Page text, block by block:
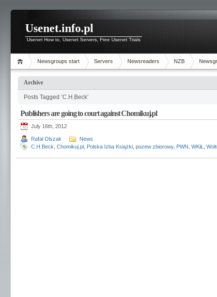
Usenet.info.pl
Usenet How to, Usenet Servers, Free Usenet Trials
Newsgroups start Servers Newsreaders NZB
Archive
Posts Tagged ‘C.H.Beck’
Publishers are going to court against Chomikuj.pl
July 16th, 2012
Rafal Olszak
News
C.H.Beck Chomikuj.pl Polska Izba Książki pozew zbiorowy, PWN WKiŁ